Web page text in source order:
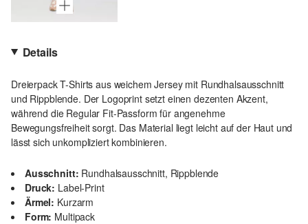
Details
Dreierpack T-Shirts aus weichem Jersey mit Rundhalsausschnitt
und Rippblende. Der Logoprint setzt einen dezenten Akzent,
während die Regular Fit-Passform für angenehme
Bewegungsfreiheit sorgt. Das Material liegt leicht auf der Haut und
lässt sich unkompliziert kombinieren.
Ausschnitt: Rundhalsausschnitt, Rippblende
Druck: Label-Print
Ärmel: Kurzarm
Form: Multipack